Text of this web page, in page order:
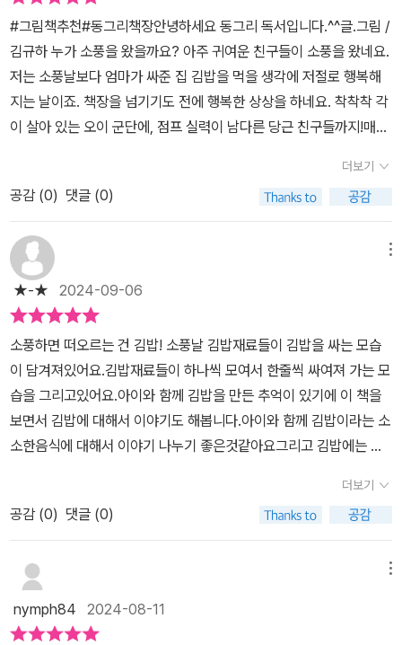
com/wj_junior/223537051092행복한 그림책 읽기! 투명 한지입
니다.​​​​​​​출판사로부터 도서만을 제공받아 작성한 리뷰입니다.
있는 시금치까지 구출해서돌돌 말아 꾹꾹.살짝 옆구리 터진 김밥은
입으로 직행!쓱쓱 썰어 도시락에 담으면 소풍 출발이예요.드디어 점
심시간!친구들 모인 자리에는 무지개빛 김밥꽃이 피어나네요. 김밥
이 만들어지는 과정을 너무 신나고 즐겁게 표현한<소풍날>은 지금처
럼 소풍가기 딱 좋은 가을날 꼭 만나보면 좋겠어요.아, 김밥 먹고 싶어
지는 리뷰입니다.
#그림책추천#동그리책장​안녕하세요 동그리 독서입니다.^^​글.그림 /
김규하 ​누가 소풍을 왔을까요? 아주 귀여운 친구들이 소풍을 왔네요.
저는 소풍날보다 엄마가 싸준 집 김밥을 먹을 생각에 저절로 행복해
지는 날이죠. 책장을 넘기기도 전에 행복한 상상을 하네요. ​​​착착착 각
이 살아 있는 오이 군단에, 점프 실력이 남다른 당근 친구들까지!​매력
되었습니다.'심심해!' ​밥들 사이에 낀 밥알이 얼굴을 찡그리며 밖으로
나옵니다. 밥알은 걷다가 김밥 김을 만나고 나니 친구들이 생각났어
요.​친구들을 불러 모아 무언가를 시작하기 시작합니다. 맞습니다. 김
밥이 되기 위한 준비를 시작합니다. 부치고, 데쳐서 조물조물 무치고
썰고 잘라서... 변신 완료!​한곳에 모으면 준비 끝! 이제 밥풀 친구들을
불러 볼까?​김위에 잘 누운 밥을 보고는 김밥 재료들이 가위바위보를
한다고 하네요~ ㅎㅎㅎ 누가 누가 먼저 누울지 정한다고 하니 저도
모르게 두근두근~ 누가 먼저 눕게 될까요? 알아맞혀 보세요~​끝났다
고? 이제 부터 시작인걸! 탁탁 리듬에 맞춰...돌돌 말아요, 돌돌 말아
요.​드디어 완성! 잘 말아진 김밥 누구의 김밥일까요?그럼 소풍날~ 다
녀오겠습니다....<소풍날>을 읽고...소풍날 빠지면 안 되는 도시락. 도
시락 중에 가장 인기 있는 김밥. 각자 싸온 도시락을 펼쳐놓고 다 함께
먹는 재미처럼 웃음이 끊이지 않았던 그림책입니다.​어린 시절 엄마가
일찍 일어나 갓 지은 밥에 시장에서 사 온 김밥 재료들로 부엌이 소란
과정을 밥알이 등장하면서 시작하는데 느낌이~팍 왔어요. 이건 누구
나 보면 하하 호호 웃고 떠들며 볼 이야기구나 ~ 대박~ 재미있어~ ​
이 책을 읽고 나니 김밥이 먹고 싶네요. 이번에는 엄마를 위한 김밥을
더보기
공감 (0) 댓글 (0)
★-★ 2024-09-06
소풍하면 떠오르는 건 김밥! 소풍날 김밥재료들이 김밥을 싸는 모습
이 담겨져있어요.김밥재료들이 하나씩 모여서 한줄씩 싸여져 가는 모
습을 그리고있어요.아이와 함께 김밥을 만든 추억이 있기에 이 책을
보면서 김밥에 대해서 이야기도 해봅니다.아이와 함께 김밥이라는 소
소한음식에 대해서 이야기 나누기 좋은것같아요그리고 김밥에는 다
림책이라서 다양한 김밥재료들을 만나볼수있습니다. 소풍날 떠오르
는 음식이 김밥인것처럼 따스함이 느껴지는 책입니다.아이와 함께 이
책을 읽고 김밥을 만들어보는 시간도 가지면 좋겠더라구요.그림들 하
나하나가 색채도 이쁘고 소풍을 떠나는 기분이 듭니다.
더보기
공감 (0) 댓글 (0)
nymph84 2024-08-11